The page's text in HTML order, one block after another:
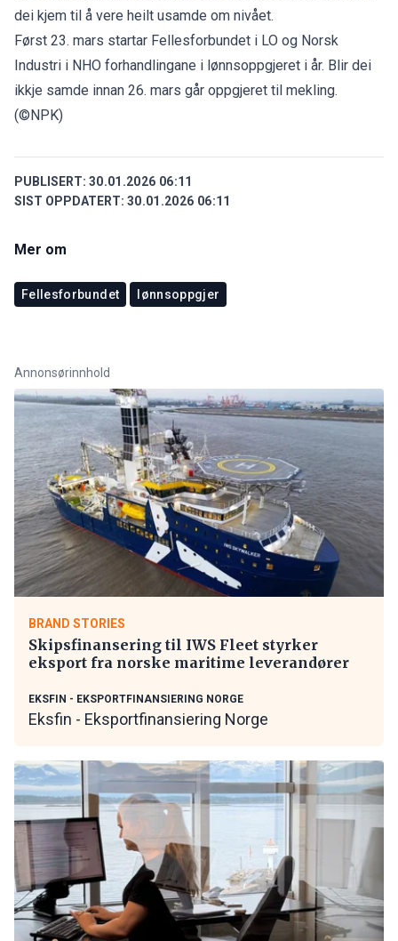
dei kjem til å vere heilt usamde om nivået.
Først 23. mars startar Fellesforbundet i LO og Norsk
Industri i NHO forhandlingane i lønnsoppgjeret i år. Blir dei
ikkje samde innan 26. mars går oppgjeret til mekling.
(©NPK)
PUBLISERT: 30.01.2026 06:11
SIST OPPDATERT: 30.01.2026 06:11
Mer om
Fellesforbundet lønnsoppgjer
Annonsørinnhold
BRAND STORIES
Skipsfinansering til IWS Fleet styrker
eksport fra norske maritime leverandører
EKSFIN - EKSPORTFINANSIERING NORGE
Eksfin - Eksportfinansiering Norge